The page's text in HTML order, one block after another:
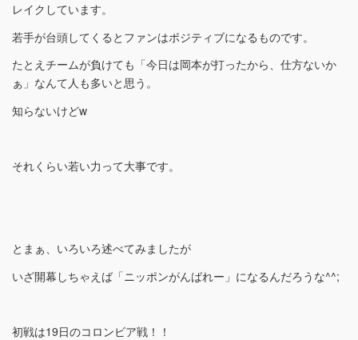
レイクしています。
若手が台頭してくるとファンはポジティブになるものです。
たとえチームが負けても「今日は岡本が打ったから、仕方ないか
ぁ」なんて人も多いと思う。
知らないけどw
それくらい若い力って大事です。
とまぁ、いろいろ述べてみましたが
いざ開幕しちゃえば「ニッポンがんばれー」になるんだろうな^^;
初戦は19日のコロンビア戦！！